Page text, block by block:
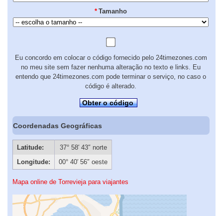
* Tamanho
Eu concordo em colocar o código fornecido pelo 24timezones.com
no meu site sem fazer nenhuma alteração no texto e links. Eu
entendo que 24timezones.com pode terminar o serviço, no caso o
código é alterado.
Obter o código
Coordenadas Geográficas
Latitude:
37° 58′ 43″ norte
Longitude:
00° 40′ 56″ oeste
Mapa online de Torrevieja para viajantes